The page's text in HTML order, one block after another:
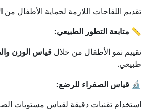
تقديم اللقاحات اللازمة لحماية الأطفال من
📏 متابعة التطور الطبيعي:
تقييم نمو الأطفال من خلال قياس الوزن
طبيعي.
🔬 قياس الصفراء للرضع:
استخدام تقنيات دقيقة لقياس مستويات